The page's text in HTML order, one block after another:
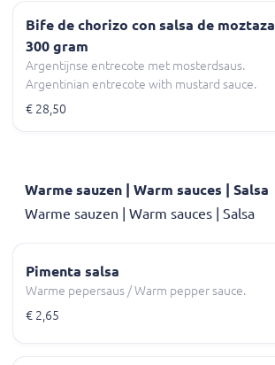
Bife de chorizo con salsa de moztaza
300 gram
Argentijnse entrecote met mosterdsaus.
Argentinian entrecote with mustard sauce.
€ 28,50
Warme sauzen | Warm sauces | Salsa
Warme sauzen | Warm sauces | Salsa
Pimenta salsa
Warme pepersaus / Warm pepper sauce.
€ 2,65